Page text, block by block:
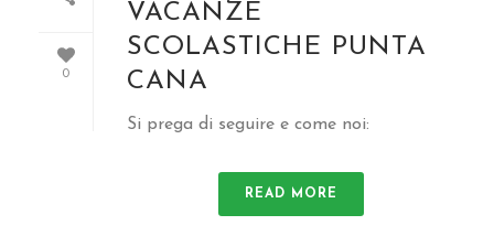
0
VACANZE
SCOLASTICHE PUNTA
CANA
Si prega di seguire e come noi:
READ MORE